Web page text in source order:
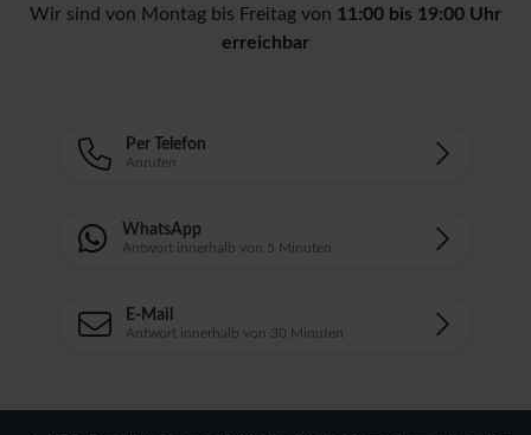
Wir sind von Montag bis Freitag von 11:00 bis 19:00 Uhr
erreichbar
Per Telefon
Anrufen
WhatsApp
Antwort innerhalb von 5 Minuten
E-Mail
Antwort innerhalb von 30 Minuten